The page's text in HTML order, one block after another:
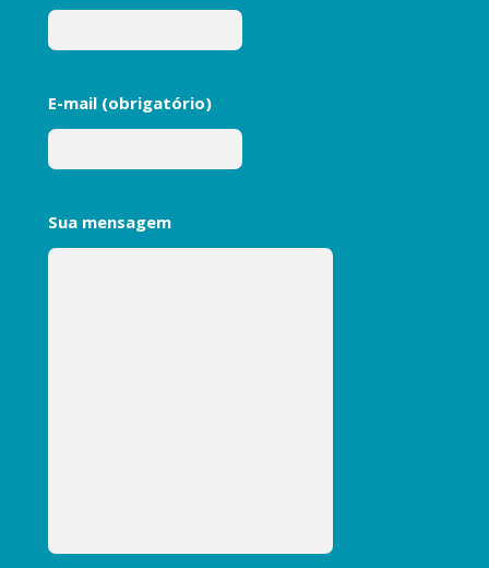
E-mail (obrigatório)
Sua mensagem